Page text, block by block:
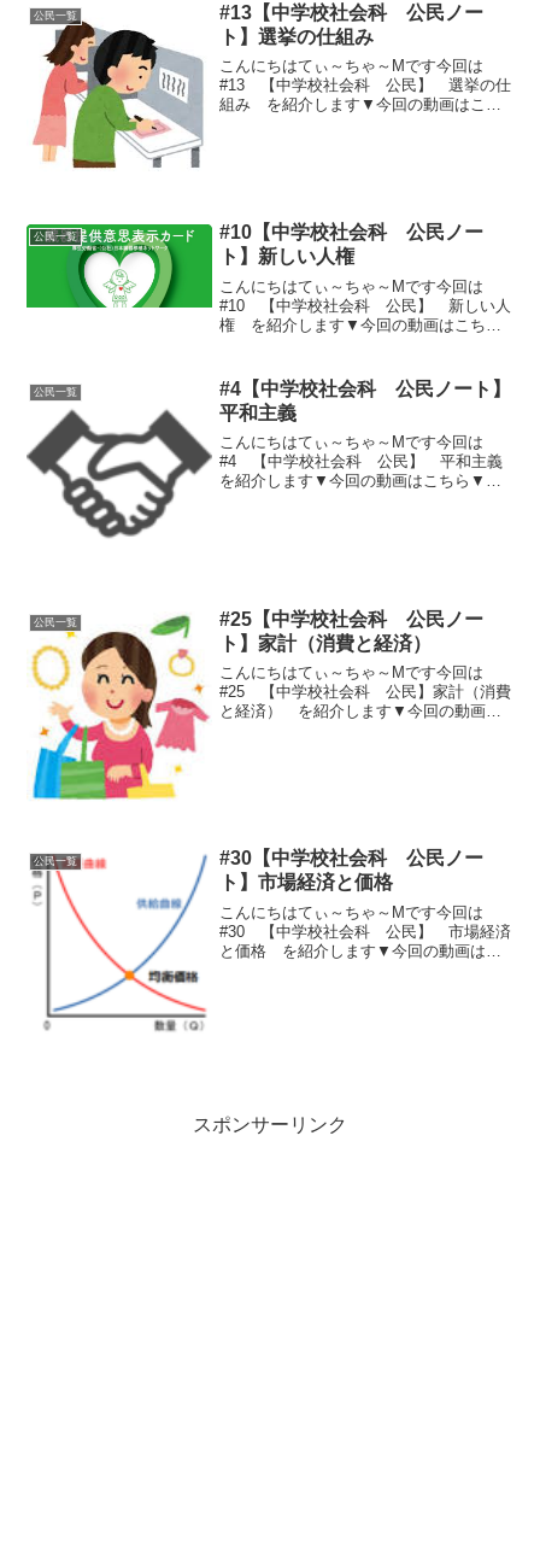
自治～住民の意思に基づ...
公民一覧
#13【中学校社会科 公民ノー
ト】選挙の仕組み
こんにちはてぃ～ちゃ～Mです今回は
#13 【中学校社会科 公民】 選挙の仕
組み を紹介します▼今回の動画はこち
公民一覧
#10【中学校社会科 公民ノー
ト】新しい人権
こんにちはてぃ～ちゃ～Mです今回は
#10 【中学校社会科 公民】 新しい人
権 を紹介します▼今回の動画はこちら
も変化・追加される①自己決定権・・・
自分の生き方や生活につ...
公民一覧
#4【中学校社会科 公民ノート】
平和主義
こんにちはてぃ～ちゃ～Mです今回は
#4 【中学校社会科 公民】 平和主義
を紹介します▼今回の動画はこちら▼▼
公民一覧
#25【中学校社会科 公民ノー
ト】家計（消費と経済）
こんにちはてぃ～ちゃ～Mです今回は
#25 【中学校社会科 公民】家計（消費
と経済） を紹介します▼今回の動画は
公民一覧
#30【中学校社会科 公民ノー
ト】市場経済と価格
こんにちはてぃ～ちゃ～Mです今回は
#30 【中学校社会科 公民】 市場経済
と価格 を紹介します▼今回の動画はこ
スポンサーリンク